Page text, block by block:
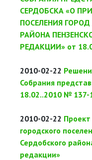
СЕРДОБСКА «О
ПОСЕЛЕНИЯ
РАЙОНА
РЕДАКЦИИ» от
2010-02-22
Собрания
18.02..2010 № 137-
2010-02-22
городского
Сердобского
редакции»